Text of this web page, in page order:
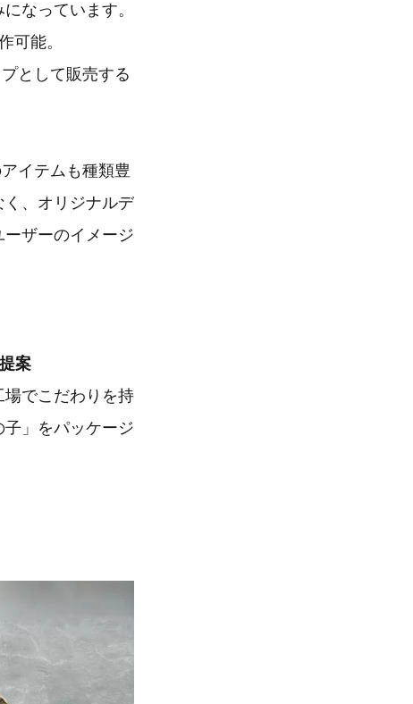
なっています。
可能。
として販売する
イテムも種類豊
、オリジナルデ
ザーのイメージ
案
でこだわりを持
」をパッケージ